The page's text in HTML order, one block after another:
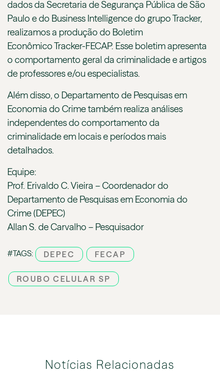
dados da Secretaria de Segurança Pública de São
Paulo e do Business Intelligence do grupo Tracker,
realizamos a produção do Boletim
Econômico Tracker-FECAP. Esse boletim apresenta
o comportamento geral da criminalidade e artigos
de professores e/ou especialistas.
Além disso, o Departamento de Pesquisas em
Economia do Crime também realiza análises
independentes do comportamento da
criminalidade em locais e períodos mais
detalhados.
Equipe:
Prof. Erivaldo C. Vieira – Coordenador do
Departamento de Pesquisas em Economia do
Crime (DEPEC)
Allan S. de Carvalho – Pesquisador
#TAGS: DEPEC FECAP
ROUBO CELULAR SP
Notícias Relacionadas